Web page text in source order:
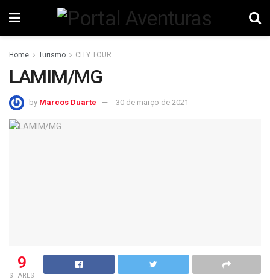
Home Turismo CITY TOUR
LAMIM/MG
by Marcos Duarte 30 de março de 2021
9
SHARES